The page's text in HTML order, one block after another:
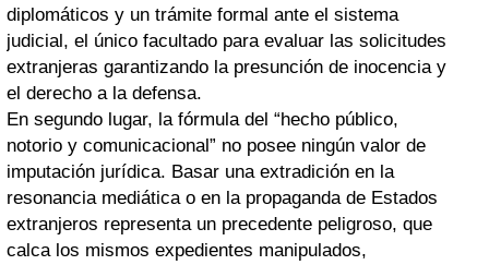
diplomáticos y un trámite formal ante el sistema
judicial, el único facultado para evaluar las solicitudes
extranjeras garantizando la presunción de inocencia y
el derecho a la defensa.
En segundo lugar, la fórmula del “hecho público,
notorio y comunicacional” no posee ningún valor de
imputación jurídica. Basar una extradición en la
resonancia mediática o en la propaganda de Estados
extranjeros representa un precedente peligroso, que
calca los mismos expedientes manipulados,